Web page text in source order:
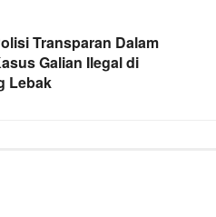
Transparan Dalam
Galian Ilegal di
Lebak